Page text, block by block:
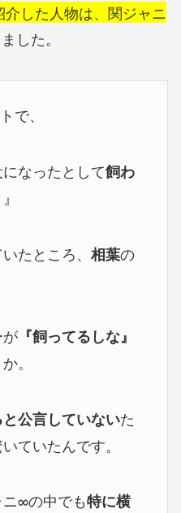
した人物は、関ジャニ
した。
で、
なったとして飼わ
』
たところ、相葉の
『飼ってるしな』
。
公言していないた
ていたんです。
∞の中でも特に横